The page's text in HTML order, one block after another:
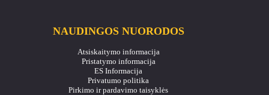
NAUDINGOS NUORODOS
Atsiskaitymo informacija
Pristatymo informacija
ES Informacija
Privatumo politika
Pirkimo ir pardavimo taisyklės